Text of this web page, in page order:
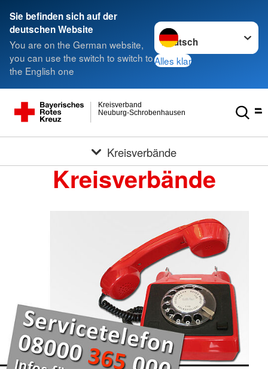
Sie befinden sich auf der
deutschen Website
You are on the German website,
you can use the switch to switch to
the English one
Sprache wechseln zu
Alles klar
Neuburg-Schrobenhausen
Kreisverband
Kreisverbände
Kreisverbände